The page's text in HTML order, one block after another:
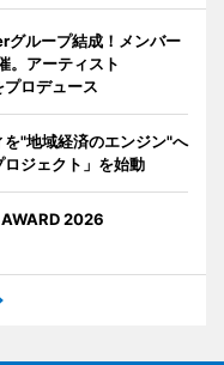
グループ結成！メンバー
。アーティスト
ロデュース
"地域経済のエンジン"へ
ロジェクト」を始動
2026